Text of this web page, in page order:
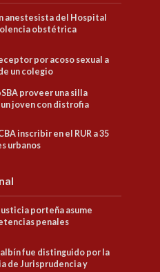
anestesista del Hospital
obstétrica
por acoso sexual a
un colegio
proveer una silla
joven con distrofia
inscribir en el RUR a 35
urbanos
porteña asume
penales
fue distinguido por la
de Jurisprudencia y